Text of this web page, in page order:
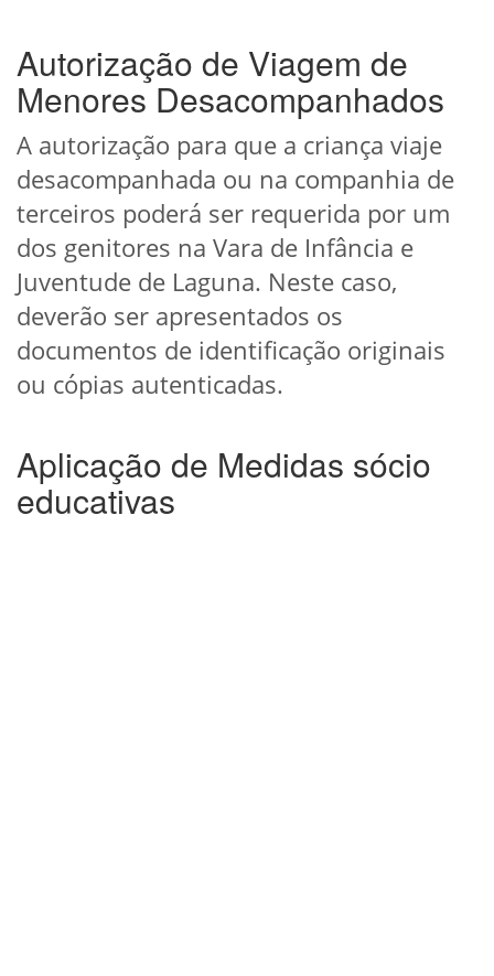
Autorização de Viagem de
Menores Desacompanhados
A autorização para que a criança viaje
desacompanhada ou na companhia de
terceiros poderá ser requerida por um
dos genitores na Vara de Infância e
Juventude de Laguna. Neste caso,
deverão ser apresentados os
documentos de identificação originais
ou cópias autenticadas.
Aplicação de Medidas sócio
educativas